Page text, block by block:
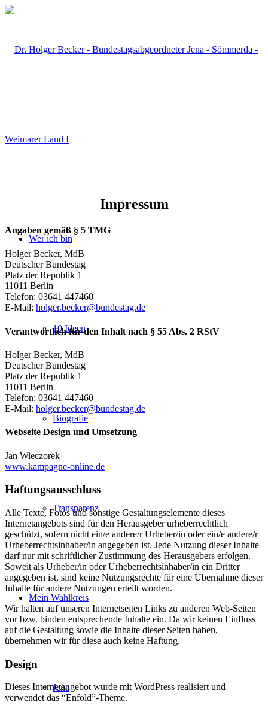
Wer ich bin
10 Ideen
Biografie
Transparenz
Mein Wahlkreis
Jena
Impressum
Angaben gemäß § 5 TMG
Holger Becker, MdB
Deutscher Bundestag
Platz der Republik 1
11011 Berlin
Telefon: 03641 447460
E-Mail: holger.becker@bundestag.de
Verantwortlich für den Inhalt nach § 55 Abs. 2 RStV
Holger Becker, MdB
Deutscher Bundestag
Platz der Republik 1
11011 Berlin
Telefon: 03641 447460
E-Mail: holger.becker@bundestag.de
Webseite Design und Umsetzung
Jan Wieczorek
www.kampagne-online.de
Haftungsausschluss
Alle Texte, Fotos und sonstige Gestaltungselemente dieses
Internetangebots sind für den Herausgeber urheberrechtlich
geschützt, sofern nicht ein/e andere/r Urheber/in oder ein/e andere/r
Urheberrechtsinhaber/in angegeben ist. Jede Nutzung dieser Inhalte
darf nur mit schriftlicher Zustimmung des Herausgebers erfolgen.
Soweit als Urheber/in oder Urheberrechtsinhaber/in ein Dritter
angegeben ist, sind keine Nutzungsrechte für eine Übernahme dieser
Inhalte für andere Nutzungen erteilt worden.
Wir halten auf unseren Internetseiten Links zu anderen Web-Seiten
vor bzw. binden entsprechende Inhalte ein. Da wir keinen Einfluss
auf die Gestaltung sowie die Inhalte dieser Seiten haben,
übernehmen wir für diese auch keine Haftung.
Design
Dieses Internetangebot wurde mit WordPress realisiert und
verwendet das “Enfold”-Theme.